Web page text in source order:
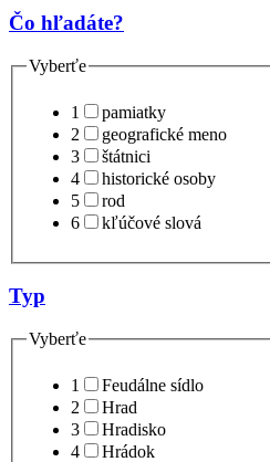
Čo hľadáte?
Vyberťe
1
pamiatky
2
geografické meno
3
štátnici
4
historické osoby
5
rod
6
kľúčové slová
Typ
Vyberťe
1
Feudálne sídlo
2
Hrad
3
Hradisko
4
Hrádok